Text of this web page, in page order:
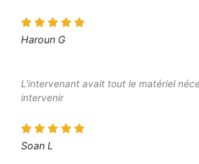
Haroun G
L'intervenant avait tout le matériel
intervenir
Soan L